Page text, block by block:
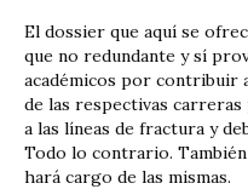
El dossier que aquí se
que no redundante y sí
académicos por contribuir
de las respectivas
a las líneas de fractura y
Todo lo contrario.
hará cargo de las mismas.